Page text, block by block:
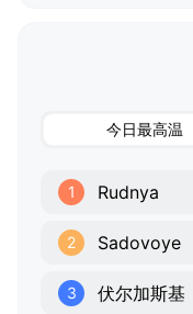
今日最高温
1 Rudnya
2 Sadovoye
3 伏尔加斯基